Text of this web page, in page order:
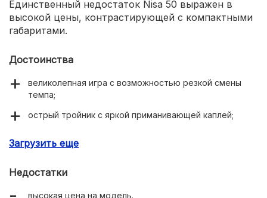
Единственный недостаток Nisa 50 выражен в
высокой цены, контрастирующей с компактными
габаритами.
Достоинства
великолепная игра с возможностью резкой смены
темпа;
острый тройник с яркой приманивающей каплей;
Загрузить еще
Недостатки
высокая цена на модель.